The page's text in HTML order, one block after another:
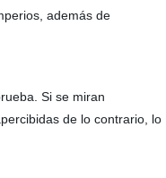
además de
Si se miran
de lo contrario, lo